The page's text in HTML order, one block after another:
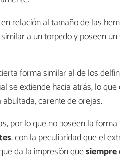
en relación al tamaño de las
a un torpedo y poseen
forma similar al de los
se extiende hacia atrás, lo
carente de orejas.
por lo que no poseen la
, con la peculiaridad que el
da la impresión quesiempre